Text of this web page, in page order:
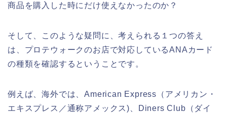
商品を購入した時にだけ使えなかったのか？
そして、このような疑問に、考えられる１つの答え
は、プロテウォークのお店で対応しているANAカード
の種類を確認するということです。
例えば、海外では、American Express（アメリカン・
エキスプレス／通称アメックス)、Diners Club（ダイ